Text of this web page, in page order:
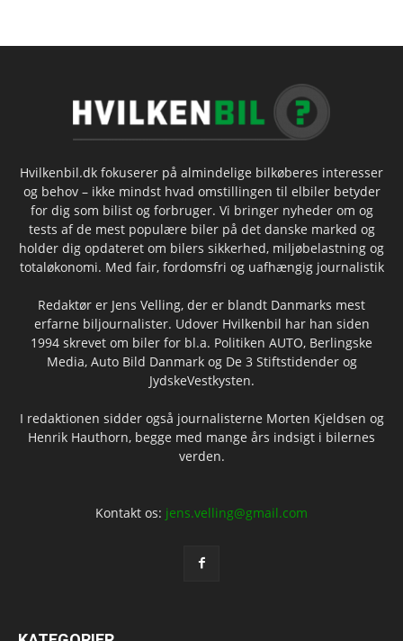
Hvilkenbil.dk fokuserer på almindelige bilkøberes interesser
og behov – ikke mindst hvad omstillingen til elbiler betyder
for dig som bilist og forbruger. Vi bringer nyheder om og
tests af de mest populære biler på det danske marked og
holder dig opdateret om bilers sikkerhed, miljøbelastning og
totaløkonomi. Med fair, fordomsfri og uafhængig journalistik
Redaktør er Jens Velling, der er blandt Danmarks mest
erfarne biljournalister. Udover Hvilkenbil har han siden
1994 skrevet om biler for bl.a. Politiken AUTO, Berlingske
Media, Auto Bild Danmark og De 3 Stiftstidender og
JydskeVestkysten.
I redaktionen sidder også journalisterne Morten Kjeldsen og
Henrik Hauthorn, begge med mange års indsigt i bilernes
verden.
Kontakt os: jens.velling@gmail.com